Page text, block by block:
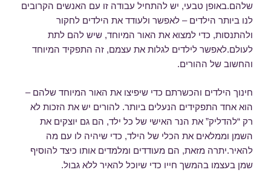
שלהם.באופן טבעי, יש להתחיל עבודה זו עם האנשים הקרובים
לנו ביותר הילדים – לאפשר ולעודד את הילדים לחקור
ולהתנסות, כדי למצוא את האור המיוחד, שיש להם לתת
לעולם.לאפשר לילדים לגלות את עצמם, זה התפקיד המיוחד
והחשוב של ההורים.
חינוך הילדים והכשרתם כדי שיפיצו את האור המיוחד שלהם –
הוא אחד התפקידים הנעלים ביותר. להורים יש את הזכות לא
רק “להדליק” את הנר האישי של כל ילד, הם גם יוצקים את
השמן וממלאים את הכלי של הילד, כדי שיהיה לו עם מה
להאיר.יתרה מזאת, הם מעודדים ומלמדים אותו כיצד להוסיף
שמן בעצמו בהמשך חייו כדי שיוכל להאיר ללא גבול.